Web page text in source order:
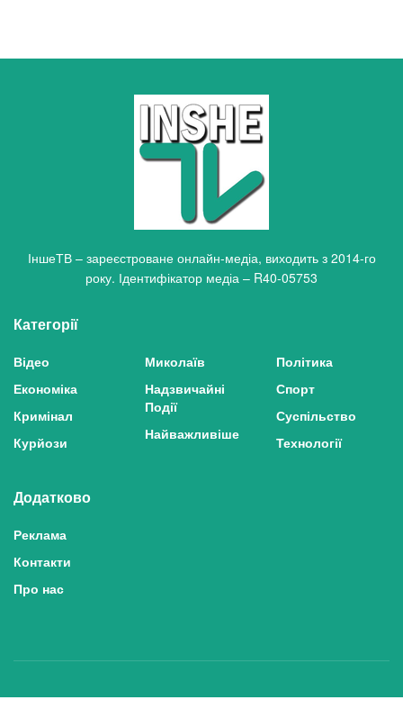
ІншеТВ – зареєстроване онлайн-медіа, виходить з 2014-го
року. Ідентифікатор медіа – R40-05753
Категорії
Відео
Економіка
Кримінал
Курйози
Миколаїв
Надзвичайні
Події
Найважливіше
Політика
Спорт
Суспільство
Технології
Додатково
Реклама
Контакти
Про нас
Політика конфіденційності та захисту персональних даних